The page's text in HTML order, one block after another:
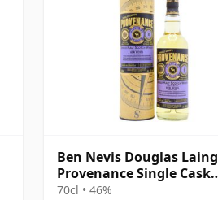
Ben Nevis Douglas Laing
Provenance Single Cask
#14658 2012 8 jaar oud
70cl • 46%